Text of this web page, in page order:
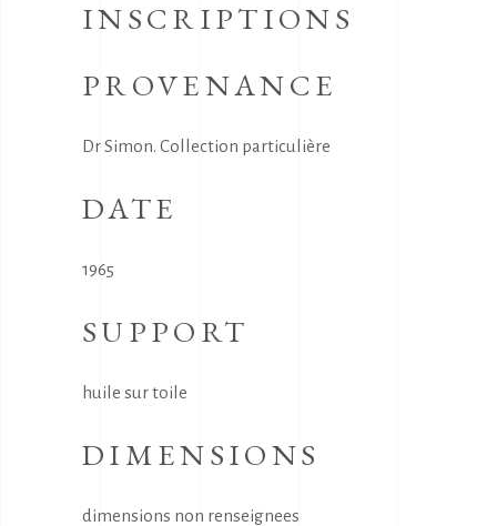
INSCRIPTIONS
PROVENANCE
Dr Simon. Collection particulière
DATE
1965
SUPPORT
huile sur toile
DIMENSIONS
dimensions non renseignees